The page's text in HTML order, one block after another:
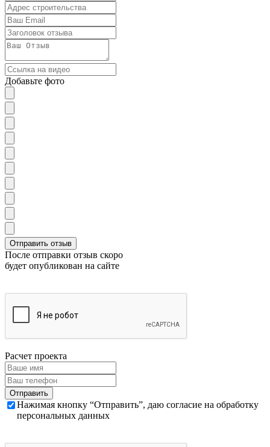
Добавьте фото
После отправки отзыв скоро
будет опубликован на сайте
Расчет проекта
Нажимая кнопку “Отправить”, даю согласие на обработку
персональных данных